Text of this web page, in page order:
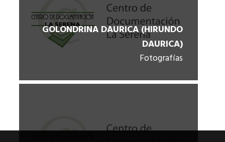
GOLONDRINA DAURICA (HIRUNDO
DAURICA)
Fotografías